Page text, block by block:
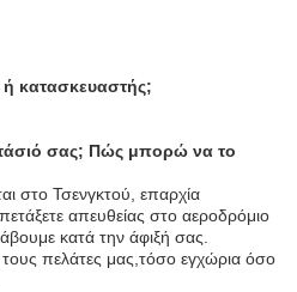
ή κατασκευαστής;
σας; Πώς μπορώ να το
στο Τσενγκτού, επαρχία
απευθείας στο αεροδρόμιο
κατά την άφιξή σας.
πελάτες μας,τόσο εγχώρια όσο